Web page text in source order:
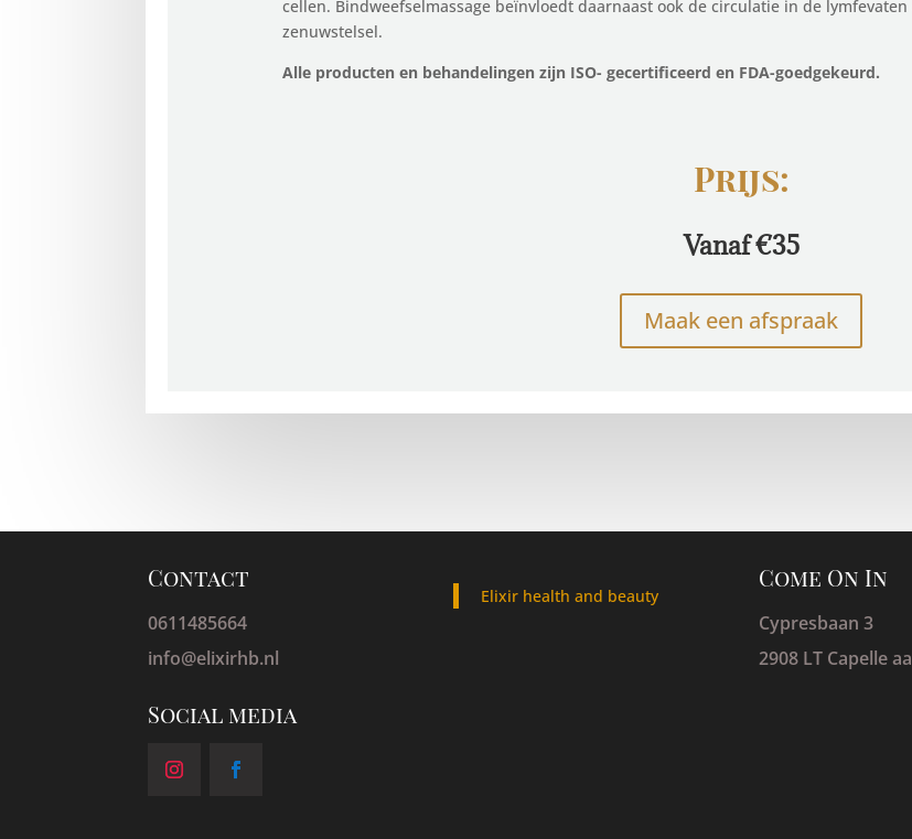
cellen. Bindweefselmassage beïnvloedt daarnaast ook de circulatie in de
zenuwstelsel.
Alle producten en behandelingen zijn ISO- gecertificeerd en FDA-goedgekeurd.
Prijs:
Vanaf €35
Maak een afspraak
Contact
0611485664
info@elixirhb.nl
Social media
Elixir health and beauty
Come On In
Cypresbaan 3
2908 LT Capelle